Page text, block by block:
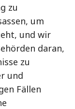
zu
um
und wir
daran,
zu
und
Fällen